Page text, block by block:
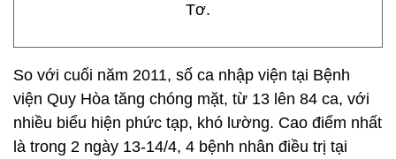
Tơ.
So với cuối năm 2011, số ca nhập viện tại Bệnh
viện Quy Hòa tăng chóng mặt, từ 13 lên 84 ca, với
nhiều biểu hiện phức tạp, khó lường. Cao điểm nhất
là trong 2 ngày 13-14/4, 4 bệnh nhân điều trị tại